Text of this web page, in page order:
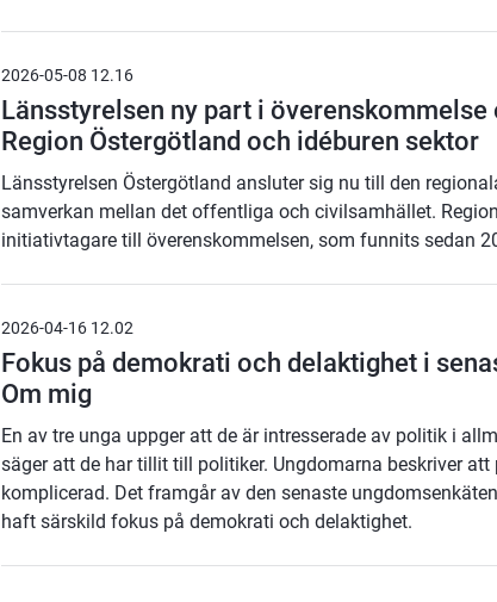
2026-05-08 12.16
Länsstyrelsen ny part i överenskommelse
Region Östergötland och idéburen sektor
Länsstyrelsen Östergötland ansluter sig nu till den
samverkan mellan det offentliga och civilsamhället.
initiativtagare till överenskommelsen, som funnits sedan
2026-04-16 12.02
Fokus på demokrati och delaktighet i
Om mig
En av tre unga uppger att de är intresserade av politik i
säger att de har tillit till politiker. Ungdomarna beskriver
komplicerad. Det framgår av den senaste
haft särskild fokus på demokrati och delaktighet.